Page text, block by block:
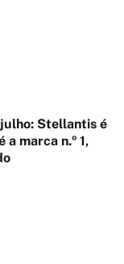
Stellantis é
marca n.º 1,